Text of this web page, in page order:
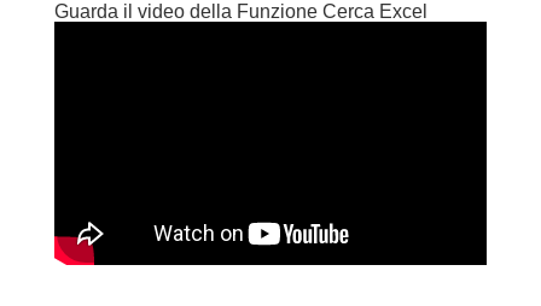
Guarda il video della Funzione Cerca Excel